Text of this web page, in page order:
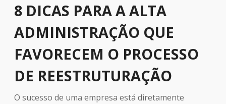
8 DICAS PARA A ALTA
ADMINISTRAÇÃO QUE
FAVORECEM O PROCESSO
DE REESTRUTURAÇÃO
O sucesso de uma empresa está diretamente